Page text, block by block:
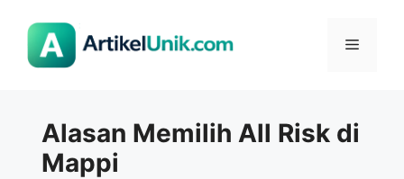
Menu
Alasan Memilih All Risk di
Mappi